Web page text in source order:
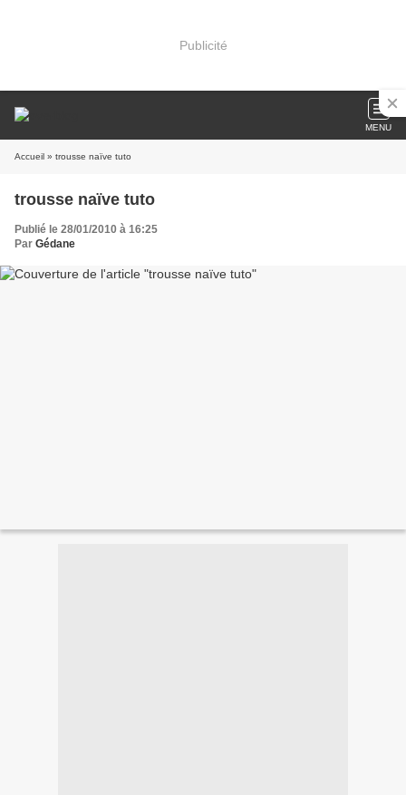
Publicité
MENU
Accueil » trousse naïve tuto
trousse naïve tuto
Publié le 28/01/2010 à 16:25
Par Gédane